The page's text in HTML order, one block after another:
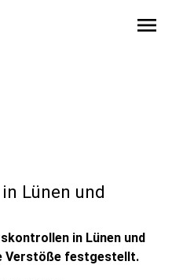
menu
Lünen und
in Lünen und
Verstöße festgestellt.